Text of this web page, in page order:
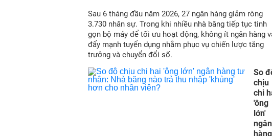
Sau 6 tháng đầu năm 2026, 27 ngân hàng giảm ròng
3.730 nhân sự. Trong khi nhiều nhà băng tiếp tục tinh
gọn bộ máy để tối ưu hoạt động, không ít ngân hàng
đẩy mạnh tuyển dụng nhằm phục vụ chiến lược tăng
trưởng và chuyển đổi số.
So
chịu
chi
'ông
lớn'
ngân
hàng